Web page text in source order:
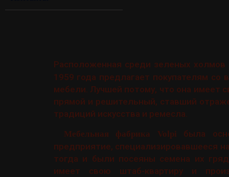
Расположенная среди зеленых
1959 года предлагает покупателям
мебели. Лучшей потому, что она имеет
прямой и решительный, ставший
традиций искусства и ремесла.
Мебельная фабрика Volpi была
предприятие, специализировавшееся
тогда и были посеяны семена их
имеет свою штаб-квартиру и